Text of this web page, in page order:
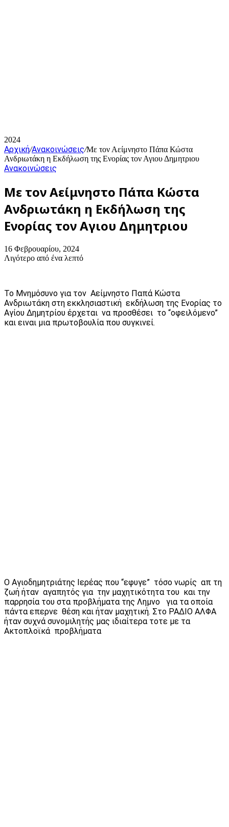
2024
Αρχική/Ανακοινώσεις/Με τον Αείμνηστο Πάπα Κώστα
Ανδριωτάκη η Εκδήλωση της Ενορίας τον Αγιου Δημητριου
Ανακοινώσεις
Με τον Αείμνηστο Πάπα Κώστα
Ανδριωτάκη η Εκδήλωση της
Ενορίας τον Αγιου Δημητριου
16 Φεβρουαρίου, 2024
Λιγότερο από ένα λεπτό
Το Μνημόσυνο για τον Αείμνηστο Παπά Κώστα
Ανδριωτάκη στη εκκλησιαστική εκδήλωση της Ενορίας το
Αγίου Δημητρίου έρχεται να προσθέσει το “οφειλόμενο”
και ειναι μια πρωτοβουλία που συγκινεί.
Ο Αγιοδημητριάτης Ιερέας που “εφυγε” τόσο νωρίς απ τη
ζωή ήταν αγαπητός για την μαχητικότητα του και την
παρρησία του στα προβλήματα της Λημνο για τα οποία
πάντα επερνε θέση και ήταν μαχητική. Στο ΡΑΔΙΟ ΑΛΦΑ
ήταν συχνά συνομιλητής μας ιδιαίτερα τοτε με τα
Ακτοπλοϊκά προβλήματα